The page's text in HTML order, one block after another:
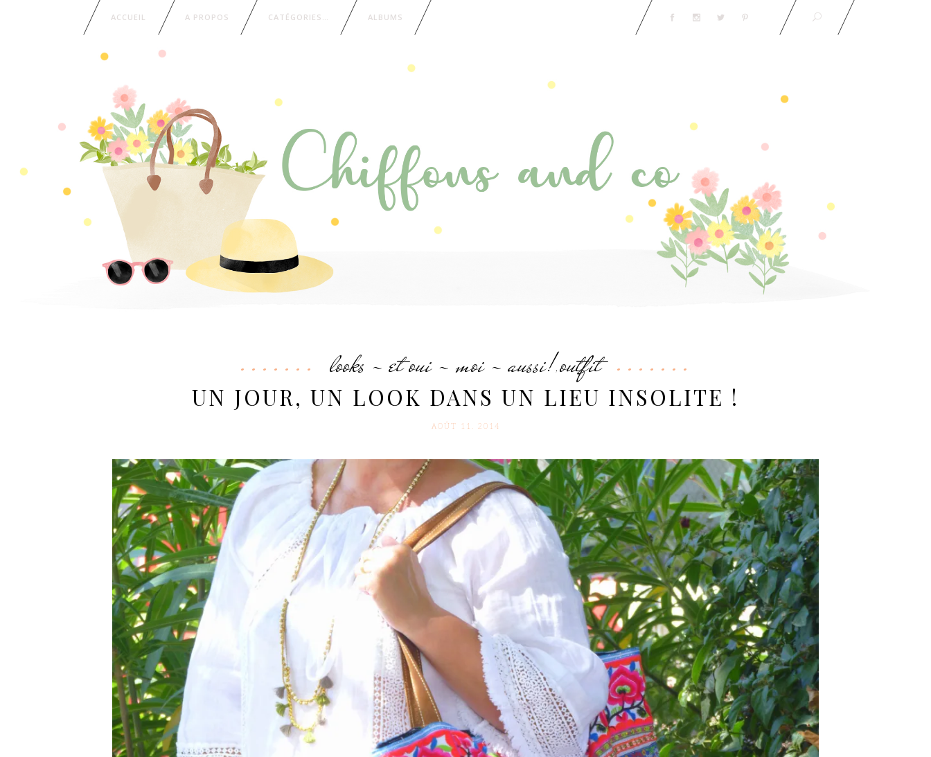
ACCUEIL A PROPOS CATÉGORIES… ALBUMS
looks - et oui - moi - aussi!, outfit
UN JOUR, UN LOOK DANS UN LIEU INSOLITE !
AOÛT 11. 2014